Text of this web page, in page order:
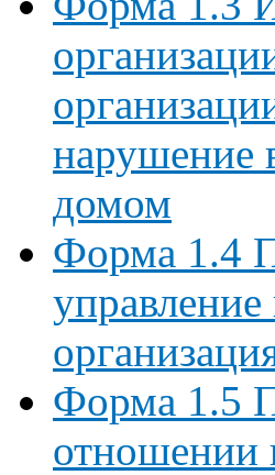
нарушение
домом
Форма 1.4
Форма 1.5
отношении